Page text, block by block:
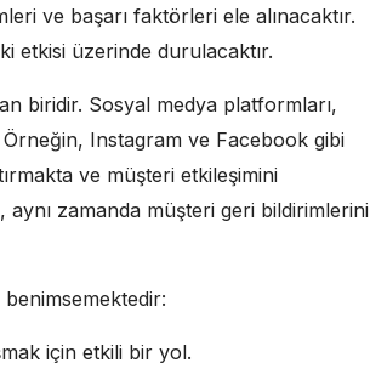
ve başarı faktörleri ele alınacaktır.
etkisi üzerinde durulacaktır.
biridir. Sosyal medya platformları,
Örneğin, Instagram ve Facebook gibi
ve müşteri etkileşimini
aynı zamanda müşteri geri bildirimlerini
için etkili bir yol.